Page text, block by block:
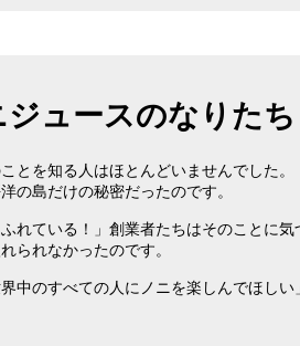
ュースのなりたち
とを知る人はほとんどいませんでした。
の島だけの秘密だったのです。
れている！」創業者たちはそのことに
られなかったのです。
中のすべての人にノニを楽しんでほし